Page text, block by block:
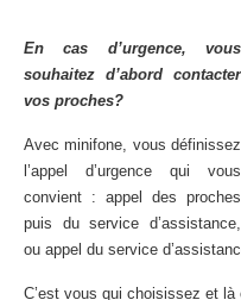
En cas d’urgence, vous
souhaitez d’abord contacter
vos proches?
Avec minifone, vous définissez
l’appel d’urgence qui vous
convient : appel des proches
puis du service d’assistance,
ou appel du service
C’est vous qui choisissez et